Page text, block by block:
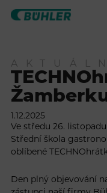
1.12.2025
Ve středu 26.
Střední škola
oblíbené
Den plný objevování